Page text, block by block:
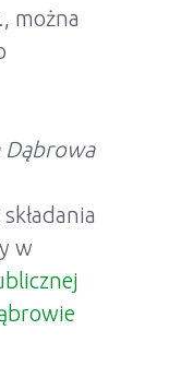
można
w